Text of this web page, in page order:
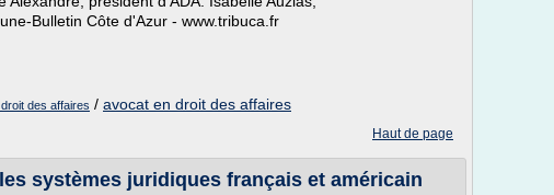
Bulletin Côte d'Azur - www.tribuca.fr
des affaires / avocat en droit des affaires
Haut de page
systèmes juridiques français et américain